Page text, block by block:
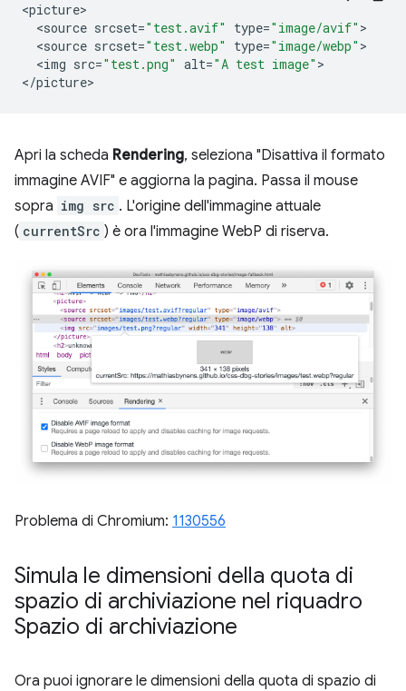
<picture
<source srcset="test.avif" type="image/avif"
<source srcset="test.webp" type="image/webp"
<img src="test.png" alt="A test image" >
</picture
Apri la scheda Rendering, seleziona "Disattiva il formato
immagine AVIF" e aggiorna la pagina. Passa il mouse
sopra img src . L'origine dell'immagine attuale
( currentSrc ) è ora l'immagine WebP di riserva.
Problema di Chromium: 1130556
Simula le dimensioni della quota di
spazio di archiviazione nel riquadro
Spazio di archiviazione
Ora puoi ignorare le dimensioni della quota di spazio di